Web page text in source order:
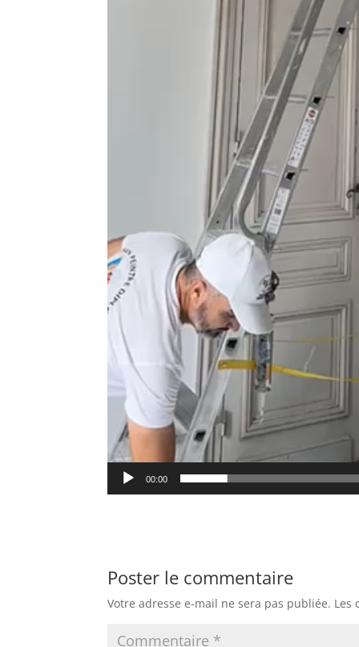
00:00
Poster le commentaire
Votre adresse e-mail ne sera pas publiée. Les